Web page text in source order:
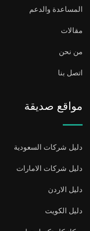
المساعدة والدعم
مقالات
من نحن
اتصل بنا
مواقع صديقة
دليل شركات السعودية
دليل شركات الامارات
دليل الاردن
دليل الكويت